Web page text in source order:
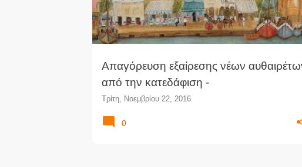
Απαγόρευση εξαίρεσης νέων
από την κατεδάφιση -
Αντισυνταγματικότητα άρθρου 8 § 5 ν.
3044/2002
Τρίτη, Νοεμβρίου 22, 2016
0